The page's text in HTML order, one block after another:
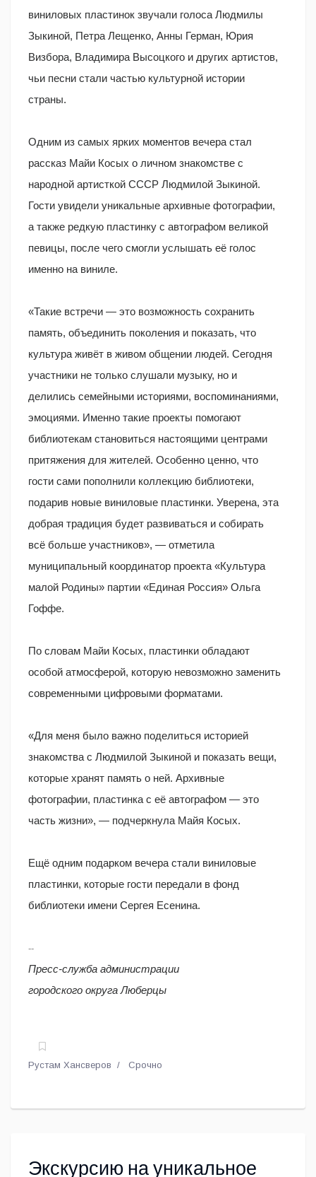
виниловых пластинок звучали голоса Людмилы
Зыкиной, Петра Лещенко, Анны Герман, Юрия
Визбора, Владимира Высоцкого и других артистов,
чьи песни стали частью культурной истории
страны.
Одним из самых ярких моментов вечера стал
рассказ Майи Косых о личном знакомстве с
народной артисткой СССР Людмилой Зыкиной.
Гости увидели уникальные архивные фотографии,
а также редкую пластинку с автографом великой
певицы, после чего смогли услышать её голос
именно на виниле.
«Такие встречи — это возможность сохранить
память, объединить поколения и показать, что
культура живёт в живом общении людей. Сегодня
участники не только слушали музыку, но и
делились семейными историями, воспоминаниями,
эмоциями. Именно такие проекты помогают
библиотекам становиться настоящими центрами
притяжения для жителей. Особенно ценно, что
гости сами пополнили коллекцию библиотеки,
подарив новые виниловые пластинки. Уверена, эта
добрая традиция будет развиваться и собирать
всё больше участников», — отметила
муниципальный координатор проекта «Культура
малой Родины» партии «Единая Россия» Ольга
Гоффе.
По словам Майи Косых, пластинки обладают
особой атмосферой, которую невозможно заменить
современными цифровыми форматами.
«Для меня было важно поделиться историей
знакомства с Людмилой Зыкиной и показать вещи,
которые хранят память о ней. Архивные
фотографии, пластинка с её автографом — это
часть жизни», — подчеркнула Майя Косых.
Ещё одним подарком вечера стали виниловые
пластинки, которые гости передали в фонд
библиотеки имени Сергея Есенина.
--
Пресс-служба администрации
городского округа Люберцы
Рустам Хансверов Срочно
Экскурсию на уникальное